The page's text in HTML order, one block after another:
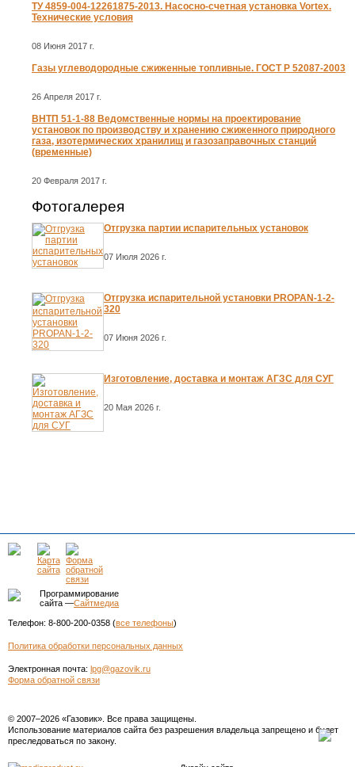
ТУ 4859-004-12261875-2013. Насосно-счетная установка Vortex.
Технические условия
08 Июня 2017 г.
Газы углеводородные сжиженные топливные. ГОСТ Р 52087-2003
26 Апреля 2017 г.
ВНТП 51-1-88 Ведомственные нормы на проектирование
установок по производству и хранению сжиженного природного
газа, изотермических хранилищ и газозаправочных станций
(временные)
20 Февраля 2017 г.
Фотогалерея
Отгрузка партии испарительных установок
07 Июля 2026 г.
Отгрузка испарительной установки PROPAN-1-2-
320
07 Июня 2026 г.
Изготовление, доставка и монтаж АГЗС для СУГ
20 Мая 2026 г.
Программирование
сайта —Сайтмедиа
Телефон: 8-800-200-0358 (все телефоны)
Политика обработки персональных данных
Электронная почта: lpg@gazovik.ru
Форма обратной связи
© 2007–2026 «Газовик». Все права защищены.
Использование материалов сайта без разрешения владельца запрещено и будет
преследоваться по закону.